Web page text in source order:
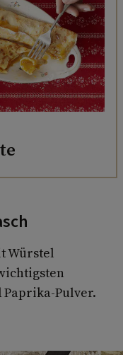
Würstel
Pulver.